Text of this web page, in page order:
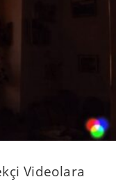
Videolara